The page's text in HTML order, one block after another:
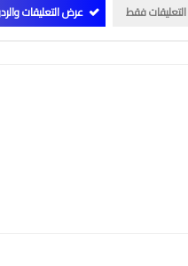
فقط عرض التعليقات